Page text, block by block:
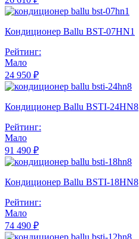
Кондиционер Ballu BST-07HN1
Рейтинг:
Мало
24 950 ₽
Кондиционер Ballu BSTI-24HN8
Рейтинг:
Мало
91 490 ₽
Кондиционер Ballu BSTI-18HN8
Рейтинг:
Мало
74 490 ₽